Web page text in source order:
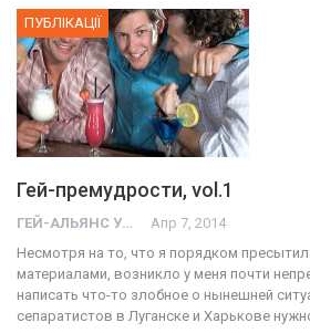
ПУБЛІКАЦІЇ
Гей-премудрости, vol.1
ГЕЙ-АЛЬЯНС УКРАИНА Апр 7, 2014
Несмотря на то, что я порядком
материалами, возникло у меня почти
написать что-то злобное о нынешней
сепаратистов в Луганске и Харькове